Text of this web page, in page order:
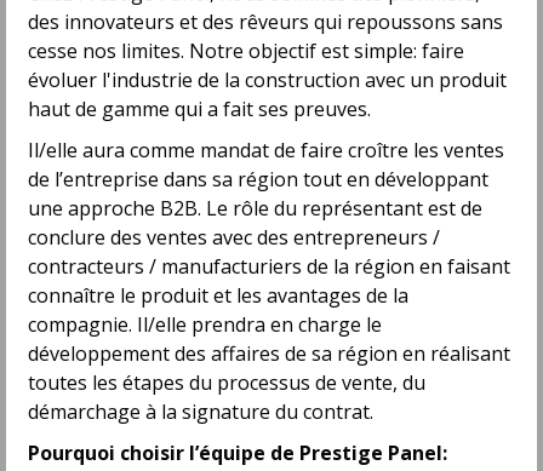
Montréal - Est, QC
Permanent- Full time
B2B Business Development
Representative
Netdigix Systems Inc
Burnaby, BC
Permanent- Full time
Regional Sales and Marketing Manager
Hunter International Search
Edmonton, AB
Full time
Outside Sales Representative - Grande
Prairie - UniFirst Canada
UniFirst Corporation
Clairmont, AB
des innovateurs et des rêveurs qui repoussons sans
cesse nos limites. Notre objectif est simple: faire
évoluer l'industrie de la construction avec un produit
haut de gamme qui a fait ses preuves.
Il/elle aura comme mandat de faire croître les ventes
de l’entreprise dans sa région tout en développant
une approche B2B. Le rôle du représentant est de
conclure des ventes avec des entrepreneurs /
contracteurs / manufacturiers de la région en faisant
connaître le produit et les avantages de la
compagnie. Il/elle prendra en charge le
développement des affaires de sa région en réalisant
toutes les étapes du processus de vente, du
démarchage à la signature du contrat.
Pourquoi choisir l’équipe de Prestige Panel: